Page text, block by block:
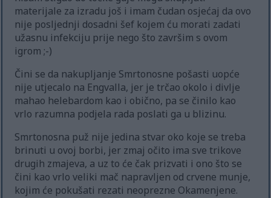
materijale za izradu još i imam čudan osjećaj da ovo
nije posljednji dosadni šef kojem ću morati zadati
užasnu infekciju prije nego što završim s ovom
igrom ;-)
Čini se da nakupljanje Smrtonosne pošasti uopće
nije utjecalo na Engvalla, jer je trčao okolo i divlje
mahao helebardom kao i obično, pa se činilo kao
vrlo razumna podjela rada poslati ga u blizinu.
Smrtonosna puž nije jedina stvar oko koje se treba
brinuti u ovoj borbi, jer zmaj očito ima sve trikove
drugih zmajeva, a uz to će čak prizvati i ono što se
čini kao vrlo veliki mač napravljen od crvene munje,
kojim će pokušati rezati neoprezne Okamenjene.